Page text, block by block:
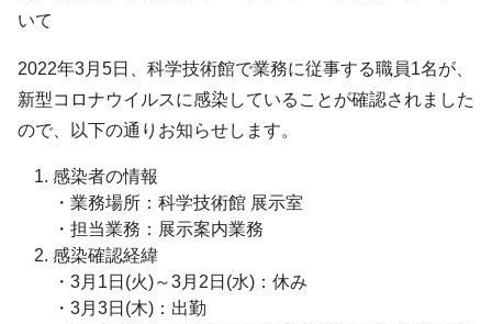
いて
2022年3月5日、科学技術館で業務に従事する職員1名が、
新型コロナウイルスに感染していることが確認されました
ので、以下の通りお知らせします。
感染者の情報
・業務場所：科学技術館 展示室
・担当業務：展示案内業務
感染確認経緯
・3月1日(火)～3月2日(水)：休み
・3月3日(木)：出勤